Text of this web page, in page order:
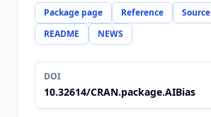
Package page Reference Source
README
NEWS
DOI
10.32614/CRAN.package.AIBias